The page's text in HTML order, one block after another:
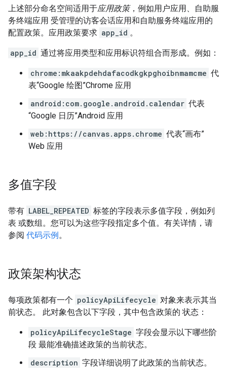
上述部分命名空间适用于应用政策，例如用户应用、自助服
务终端应用 受管理的访客会话应用和自助服务终端应用的
配置政策。应用政策要求 app_id 。
app_id 通过将应用类型和应用标识符组合而形成。例如：
chrome:mkaakpdehdafacodkgkpghoibnmamcme 代
表“Google 绘图”Chrome 应用
android:com.google.android.calendar 代表
“Google 日历”Android 应用
web:https://canvas.apps.chrome 代表“画布”
Web 应用
多值字段
带有 LABEL_REPEATED 标签的字段表示多值字段，例如列
表 或数组。您可以为这些字段指定多个值。有关详情，请
参阅 代码示例。
政策架构状态
每项政策都有一个 policyApiLifecycle 对象来表示其当
前状态。 此对象包含以下字段，其中包含政策的 状态：
policyApiLifecycleStage 字段会显示以下哪些阶
段 最能准确描述政策的当前状态。
description 字段详细说明了此政策的当前状态。